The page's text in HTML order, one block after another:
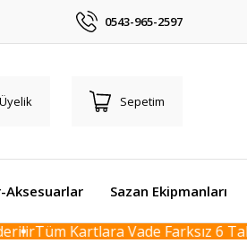
0543-965-2597
Üyelik Sepetim
Aksesuarlar Sazan Ekipmanları
Tüm Kartlara Vade Farksız 6